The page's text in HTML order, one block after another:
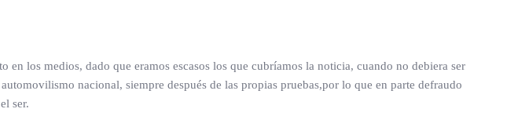
los medios, dado que eramos escasos los que cubríamos la noticia, cuando no debiera ser
nacional, siempre después de las propias pruebas,por lo que en parte defraudo
ser.